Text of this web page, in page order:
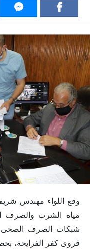
وقع اللواء مهندس
شبكات الصرف
قروى كفر الفرايحة،